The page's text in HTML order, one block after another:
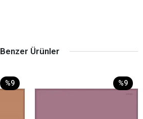
Benzer Ürünler
%9 %9